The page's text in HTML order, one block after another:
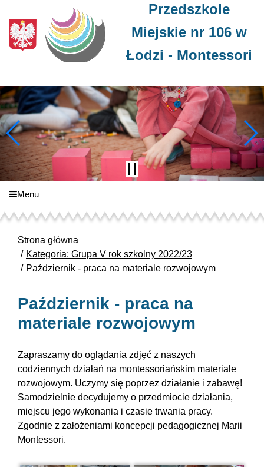
Przedszkole
Miejskie nr 106 w
Łodzi - Montessori
Menu
Strona główna
Kategoria: Grupa V rok szkolny 2022/23
Październik - praca na materiale rozwojowym
Październik - praca na
materiale rozwojowym
Zapraszamy do oglądania zdjęć z naszych
codziennych działań na montessoriańskim materiale
rozwojowym. Uczymy się poprzez działanie i zabawę!
Samodzielnie decydujemy o przedmiocie działania,
miejscu jego wykonania i czasie trwania pracy.
Zgodnie z założeniami koncepcji pedagogicznej Marii
Montessori.